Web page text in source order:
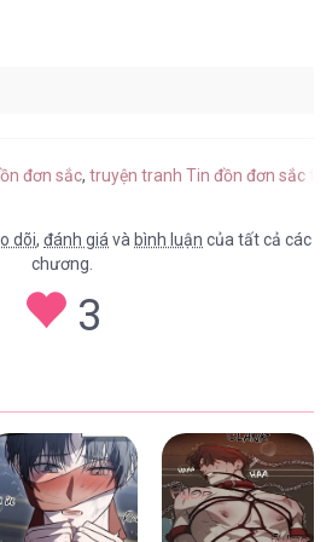
Đơn Sắc [...] – Chap 95
Đơn Sắc [...] – Chap 94
đơn sắc, truyện tranh Tin đồn đơn sắc
dõi, đánh giávà bình luận của tất cả các
chương.
3